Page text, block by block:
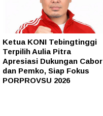
Ketua KONI Tebingtinggi
Terpilih Aulia Pitra
Apresiasi Dukungan Cabor
dan Pemko, Siap Fokus
PORPROVSU 2026